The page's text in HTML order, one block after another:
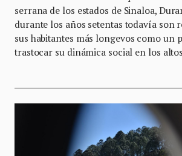
serrana de los estados de Sinaloa,
durante los años setentas todavía son
sus habitantes más longevos como un
trastocar su dinámica social en los